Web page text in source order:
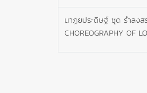
นาฏยประดิษฐ์ ชุด รำลงส
CHOREOGRAPHY OF